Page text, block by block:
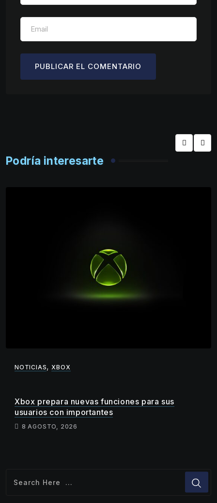
Podría interesarte
NOTICIAS, XBOX
Xbox prepara nuevas funciones para sus
usuarios con importantes
8 AGOSTO, 2026